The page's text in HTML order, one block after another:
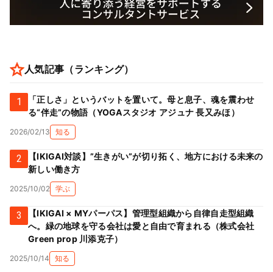
人気記事（ランキング）
1
「正しさ」というバットを置いて。母と息子、魂を震わせ
る“伴走”の物語（YOGAスタジオ アジュナ 長又みほ）
2026/02/13 知る
2
【IKIGAI対談】”生きがい”が切り拓く、地方における未来の
新しい働き方
2025/10/02 学ぶ
3
【IKIGAI × MYパーパス】管理型組織から自律自走型組織
へ。緑の地球を守る会社は愛と自由で育まれる（株式会社
Green prop 川添克子）
2025/10/14 知る